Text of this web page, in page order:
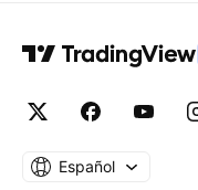
Español